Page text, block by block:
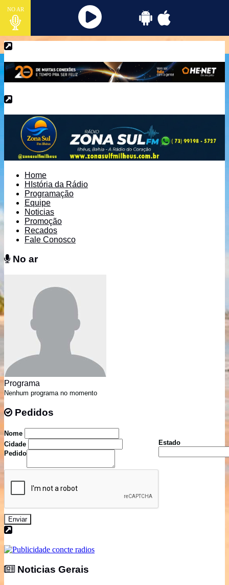
NO AR
Home
HIstória da Rádio
Programação
Equipe
Noticias
Promoção
Recados
Fale Conosco
No ar
Programa
Nenhum programa no momento
Pedidos
Nome
Cidade
Estado
Pedido
Enviar
Noticias Gerais